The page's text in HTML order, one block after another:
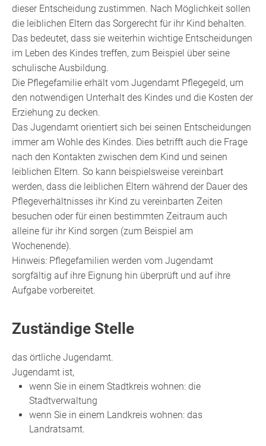
dieser Entscheidung zustimmen. Nach Möglichkeit sollen
die leiblichen Eltern das Sorgerecht für ihr Kind behalten.
Das bedeutet, dass sie weiterhin wichtige Entscheidungen
im Leben des Kindes treffen, zum Beispiel über seine
schulische Ausbildung.
Die Pflegefamilie erhält vom Jugendamt Pflegegeld, um
den notwendigen Unterhalt des Kindes und die Kosten der
Erziehung zu decken.
Das Jugendamt orientiert sich bei seinen Entscheidungen
immer am Wohle des Kindes. Dies betrifft auch die Frage
nach den Kontakten zwischen dem Kind und seinen
leiblichen Eltern. So kann beispielsweise vereinbart
werden, dass die leiblichen Eltern während der Dauer des
Pflegeverhältnisses ihr Kind zu vereinbarten Zeiten
besuchen oder für einen bestimmten Zeitraum auch
alleine für ihr Kind sorgen (zum Beispiel am
Wochenende).
Hinweis: Pflegefamilien werden vom Jugendamt
sorgfältig auf ihre Eignung hin überprüft und auf ihre
Aufgabe vorbereitet.
Zuständige Stelle
das örtliche Jugendamt.
Jugendamt ist,
wenn Sie in einem Stadtkreis wohnen: die
Stadtverwaltung
wenn Sie in einem Landkreis wohnen: das
Landratsamt.